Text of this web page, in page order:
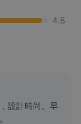
4.8
設計時尚。早